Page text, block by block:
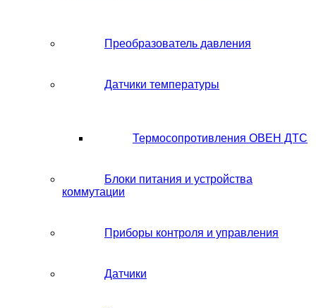
Преобразователь давления
Датчики температуры
Термосопротивления ОВЕН ДТС
Блоки питания и устройства
коммутации
Приборы контроля и управления
Датчики